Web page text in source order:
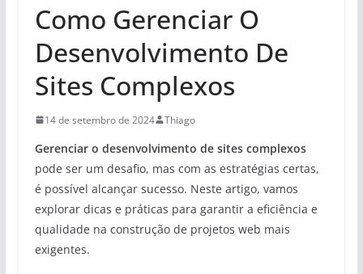
Como Gerenciar O
Desenvolvimento De
Sites Complexos
14 de setembro de 2024 Thiago
Gerenciar o desenvolvimento de sites complexos
pode ser um desafio, mas com as estratégias certas,
é possível alcançar sucesso. Neste artigo, vamos
explorar dicas e práticas para garantir a eficiência e
qualidade na construção de projetos web mais
exigentes.